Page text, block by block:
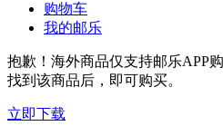
购物车
我的邮乐
抱歉！海外商品仅支持邮乐APP
找到该商品后，即可购买。
立即下载